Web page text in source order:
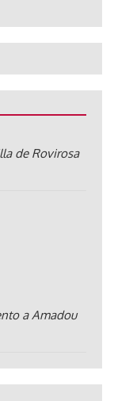
de Rovirosa
a Amadou